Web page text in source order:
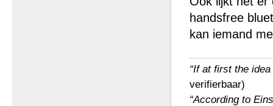
handsfree
kan iemand
“If at first the
verifierbaar)
“According to